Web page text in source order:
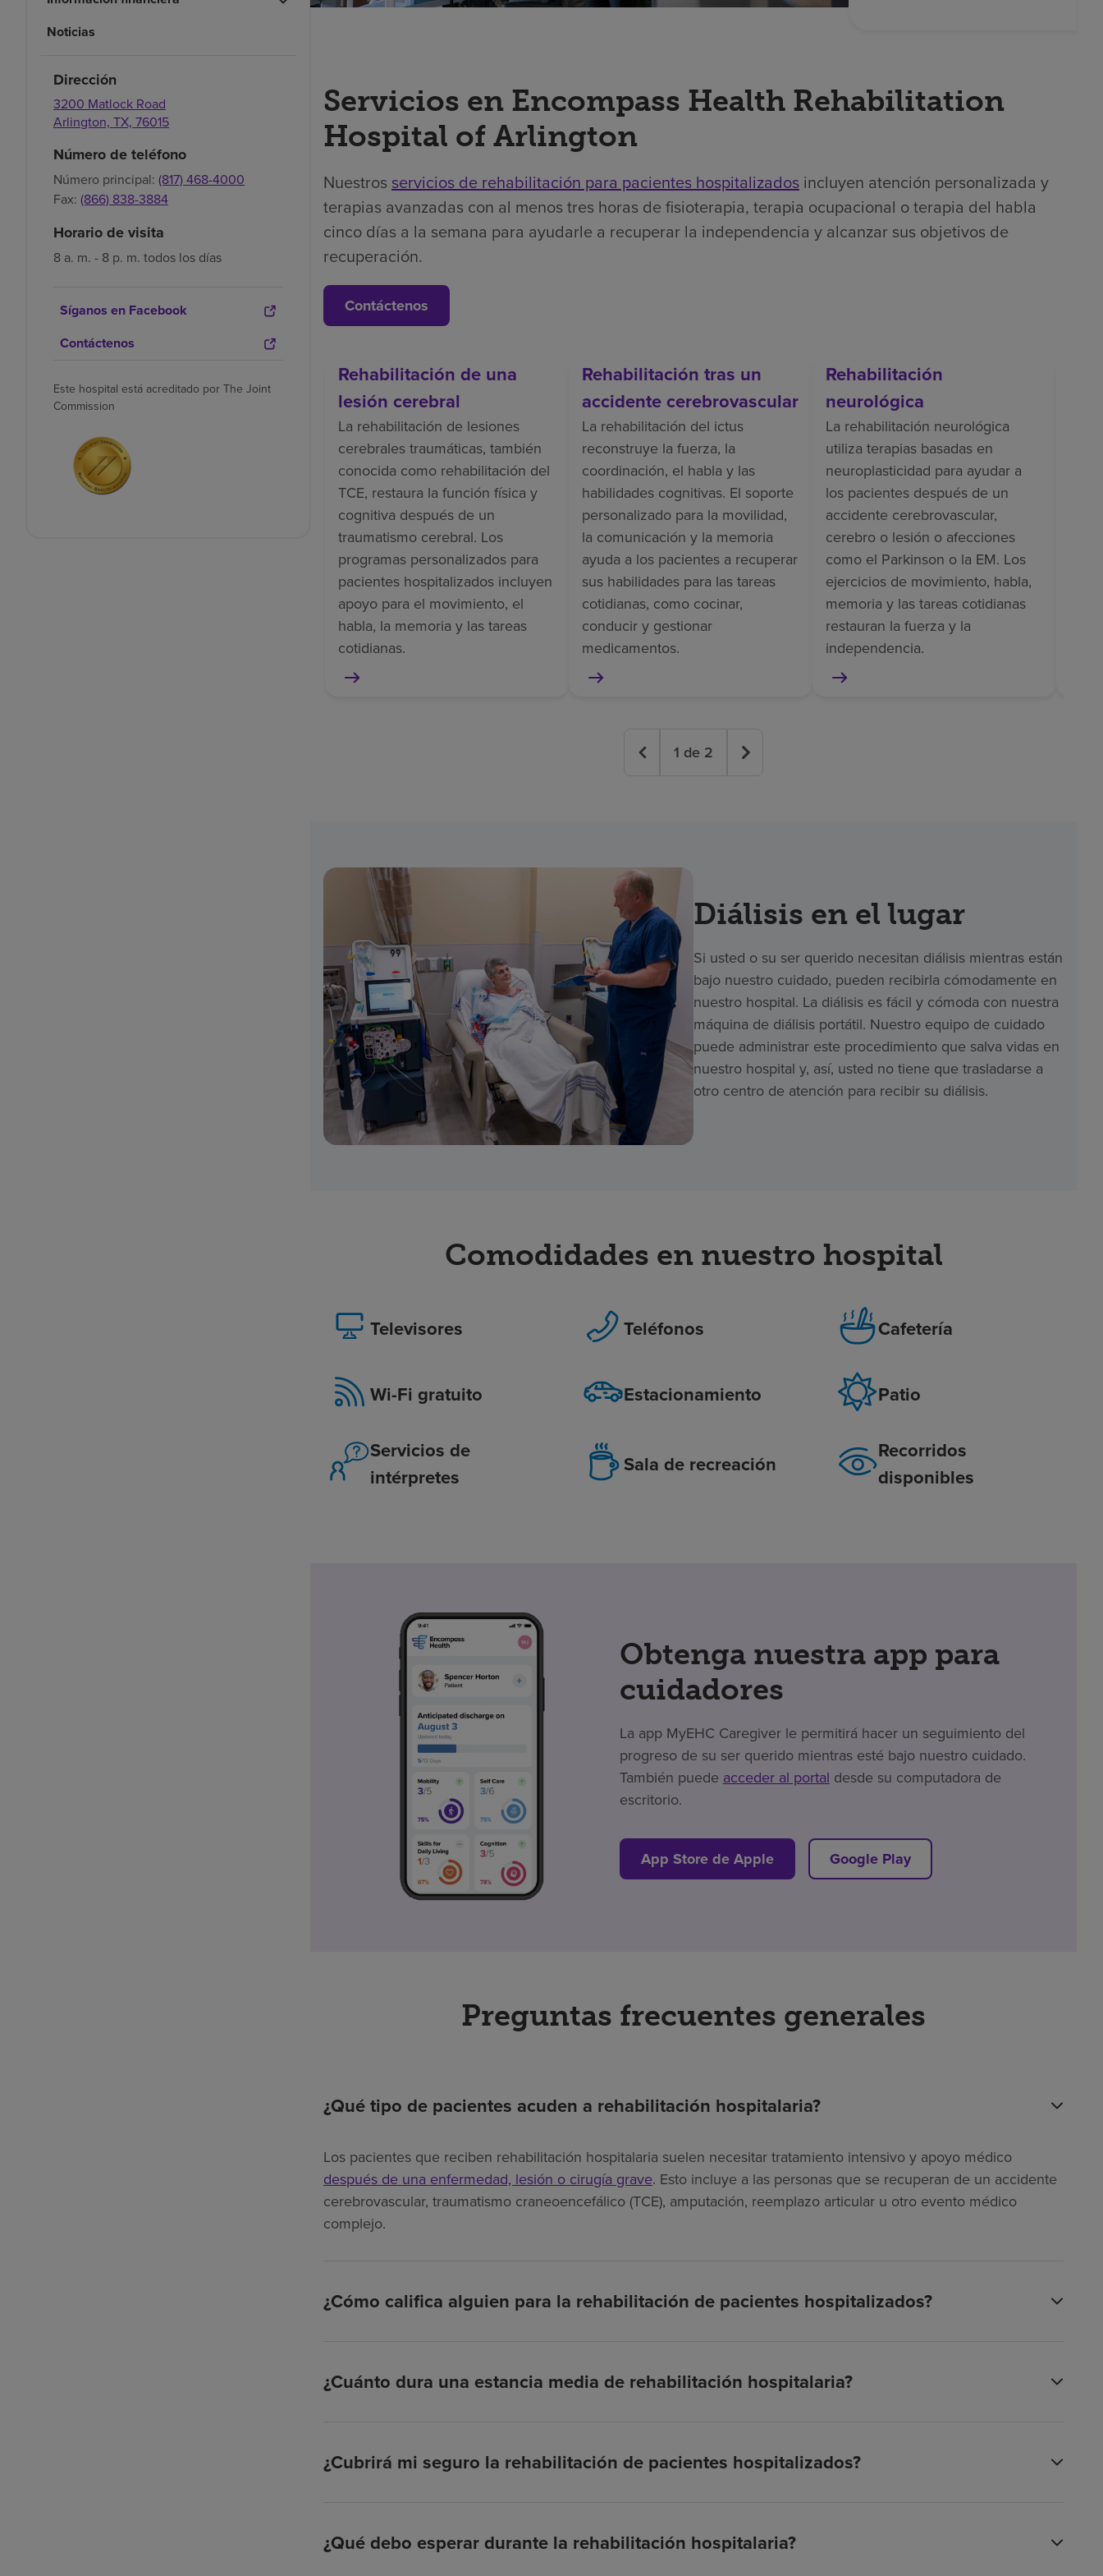
Noticias
Dirección
3200 Matlock Road
Arlington, TX, 76015
Número de teléfono
Número principal: (817) 468-4000
Fax: (866) 838-3884
Horario de visita
8 a. m. - 8 p. m. todos los días
Síganos en Facebook
Contáctenos
Este hospital está acreditado por The Joint
Commission
Servicios en Encompass Health Rehabilitation
Hospital of Arlington
Nuestros servicios de rehabilitación para pacientes hospitalizados incluyen atención personalizada y
terapias avanzadas con al menos tres horas de fisioterapia, terapia ocupacional o terapia del habla
cinco días a la semana para ayudarle a recuperar la independencia y alcanzar sus objetivos de
recuperación.
Contáctenos
Rehabilitación de una
lesión cerebral
La rehabilitación de lesiones
cerebrales traumáticas, también
conocida como rehabilitación del
TCE, restaura la función física y
cognitiva después de un
traumatismo cerebral. Los
programas personalizados para
pacientes hospitalizados incluyen
apoyo para el movimiento, el
habla, la memoria y las tareas
cotidianas.
Rehabilitación tras un
accidente cerebrovascular
La rehabilitación del ictus
reconstruye la fuerza, la
coordinación, el habla y las
habilidades cognitivas. El soporte
personalizado para la movilidad,
la comunicación y la memoria
ayuda a los pacientes a recuperar
sus habilidades para las tareas
cotidianas, como cocinar,
conducir y gestionar
medicamentos.
Rehabilitación
neurológica
La rehabilitación neurológica
utiliza terapias basadas en
neuroplasticidad para ayudar a
los pacientes después de un
accidente cerebrovascular,
cerebro o lesión o afecciones
como el Parkinson o la EM. Los
ejercicios de movimiento, habla,
memoria y las tareas cotidianas
restauran la fuerza y la
independencia.
1 de 2
Diálisis en el lugar
Si usted o su ser querido necesitan diálisis mientras están
bajo nuestro cuidado, pueden recibirla cómodamente en
nuestro hospital. La diálisis es fácil y cómoda con nuestra
máquina de diálisis portátil. Nuestro equipo de cuidado
puede administrar este procedimiento que salva vidas en
nuestro hospital y, así, usted no tiene que trasladarse a
otro centro de atención para recibir su diálisis.
Comodidades en nuestro hospital
Televisores Teléfonos Cafetería
Wi-Fi gratuito Estacionamiento Patio
Servicios de
intérpretes
Sala de recreación
Recorridos
disponibles
Obtenga nuestra app para
cuidadores
La app MyEHC Caregiver le permitirá hacer un seguimiento del
progreso de su ser querido mientras esté bajo nuestro cuidado.
También puede acceder al portal desde su computadora de
escritorio.
App Store de Apple Google Play
Preguntas frecuentes generales
¿Qué tipo de pacientes acuden a rehabilitación hospitalaria?
Los pacientes que reciben rehabilitación hospitalaria suelen necesitar tratamiento intensivo y apoyo médico
después de una enfermedad, lesión o cirugía grave. Esto incluye a las personas que se recuperan de un accidente
cerebrovascular, traumatismo craneoencefálico (TCE), amputación, reemplazo articular u otro evento médico
complejo.
¿Cómo califica alguien para la rehabilitación de pacientes hospitalizados?
¿Cuánto dura una estancia media de rehabilitación hospitalaria?
¿Cubrirá mi seguro la rehabilitación de pacientes hospitalizados?
¿Qué debo esperar durante la rehabilitación hospitalaria?